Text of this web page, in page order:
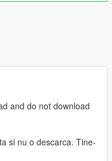
and do not download
si nu o descarca. Tine-